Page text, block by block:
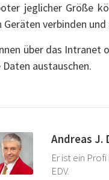
jeglicher Größe
verbinden
über das
austauschen.
Andreas J.
Er ist ein
EDV.